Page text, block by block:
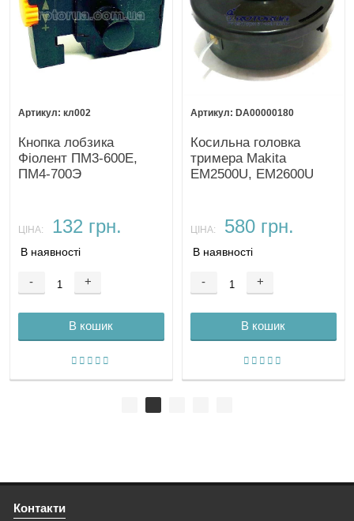
кл002
Кнопка лобзика
Фіолент ПМ3-600Е,
ПМ4-700Э
ЦІНА: 132 грн.
В наявності
- +
В кошик
DA00000180
Косильна головка
тримера Makita
EM2500U, EM2600U
ЦІНА: 580 грн.
В наявності
- +
В кошик
Контакти